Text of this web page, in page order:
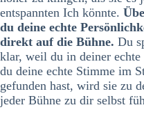
entspannten Ich könnte.
du deine echte
direkt auf die Bühne. Du
klar, weil du in deiner
du deine echte Stimme im
gefunden hast, wird sie zu
jeder Bühne zu dir selbst